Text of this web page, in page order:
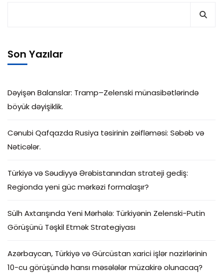
Son Yazılar
Dəyişən Balanslar: Tramp–Zelenski münasibətlərində
böyük dəyişiklik.
Cənubi Qafqazda Rusiya təsirinin zəifləməsi: Səbəb və
Nəticələr.
Türkiyə və Səudiyyə Ərəbistanından strateji gediş:
Regionda yeni güc mərkəzi formalaşır?
Sülh Axtarışında Yeni Mərhələ: Türkiyənin Zelenski-Putin
Görüşünü Təşkil Etmək Strategiyası
Azərbaycan, Türkiyə və Gürcüstan xarici işlər nazirlərinin
10-cu görüşündə hansı məsələlər müzakirə olunacaq?